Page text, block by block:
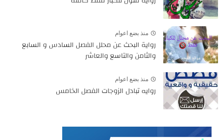
منذ بضع اعوام
رواية البحث عن محلل الفصل السادس و السابع
والثامن والتاسع والعاشر
منذ بضع اعوام
روايه تبادل الزوجات الفصل الخامس